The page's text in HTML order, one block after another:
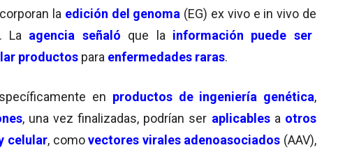
la edición del genoma (EG) ex vivo e in vivo de
La agencia señaló que la información puede ser
productos para enfermedades raras.
en productos de ingeniería genética,
, una vez finalizadas, podrían ser aplicables a otros
celular, comovectores virales adenoasociados (AAV),